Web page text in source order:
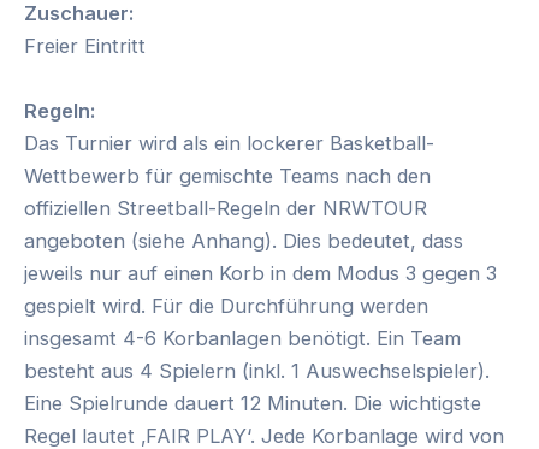
Zuschauer:
Freier Eintritt
Regeln:
Das Turnier wird als ein lockerer Basketball-
Wettbewerb für gemischte Teams nach den
offiziellen Streetball-Regeln der NRWTOUR
angeboten (siehe Anhang). Dies bedeutet, dass
jeweils nur auf einen Korb in dem Modus 3 gegen 3
gespielt wird. Für die Durchführung werden
insgesamt 4-6 Korbanlagen benötigt. Ein Team
besteht aus 4 Spielern (inkl. 1 Auswechselspieler).
Eine Spielrunde dauert 12 Minuten. Die wichtigste
Regel lautet ‚FAIR PLAY‘. Jede Korbanlage wird von